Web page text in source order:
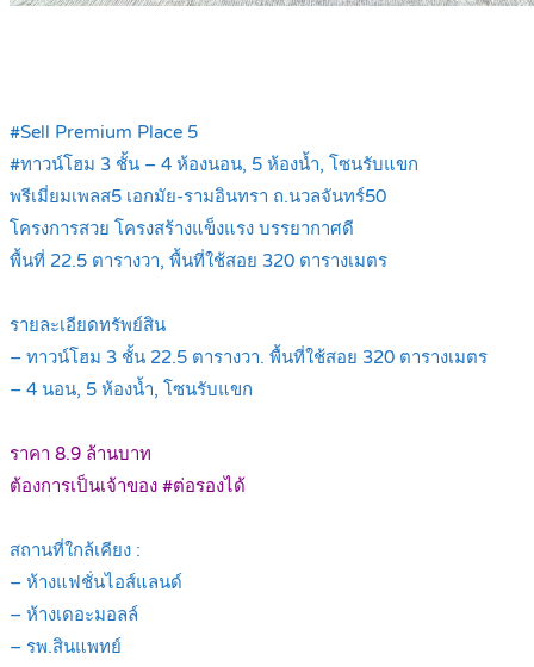
#Sell Premium Place 5
#ทาวน์โฮม 3 ชั้น – 4 ห้องนอน, 5 ห้องน้ำ, โซนรับแขก
พรีเมี่ยมเพลส5 เอกมัย-รามอินทรา ถ.นวลจันทร์50
โครงการสวย โครงสร้างแข็งแรง บรรยากาศดี
พื้นที่ 22.5 ตารางวา, พื้นที่ใช้สอย 320 ตารางเมตร
รายละเอียดทรัพย์สิน
– ทาวน์โฮม 3 ชั้น 22.5 ตารางวา. พื้นที่ใช้สอย 320 ตารางเมตร
– 4 นอน, 5 ห้องน้ำ, โซนรับแขก
ราคา 8.9 ล้านบาท
ต้องการเป็นเจ้าของ #ต่อรองได้
สถานที่ใกล้เคียง :
– ห้างแฟชั่นไอส์แลนด์
– ห้างเดอะมอลล์
– รพ.สินแพทย์